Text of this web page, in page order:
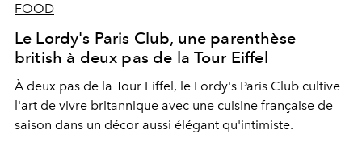
FOOD
Le Lordy's Paris Club, une parenthèse
british à deux pas de la Tour Eiffel
À deux pas de la Tour Eiffel, le Lordy's Paris Club cultive
l'art de vivre britannique avec une cuisine française de
saison dans un décor aussi élégant qu'intimiste.